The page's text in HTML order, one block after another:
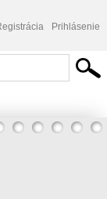
Prihlásenie
úžitok občan